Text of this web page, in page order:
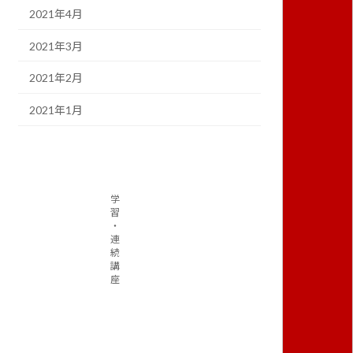
2021年4月
2021年3月
2021年2月
2021年1月
学
習
・
連
続
講
座